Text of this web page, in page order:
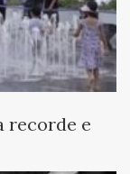
recorde e